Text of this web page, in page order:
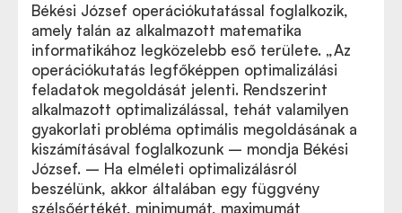
Békési József operációkutatással foglalkozik,
amely talán az alkalmazott matematika
informatikához legközelebb eső területe. „Az
operációkutatás legfőképpen optimalizálási
feladatok megoldását jelenti. Rendszerint
alkalmazott optimalizálással, tehát valamilyen
gyakorlati probléma optimális megoldásának a
kiszámításával foglalkozunk – mondja Békési
József. – Ha elméleti optimalizálásról
beszélünk, akkor általában egy függvény
szélsőértékét, minimumát, maximumát